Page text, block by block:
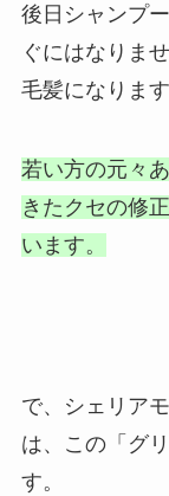
後日シャンプ
ぐにはなりま
毛髪になります
若い方の元々
きたクセの修
います。
で、シェリア
は、この「グ
す。